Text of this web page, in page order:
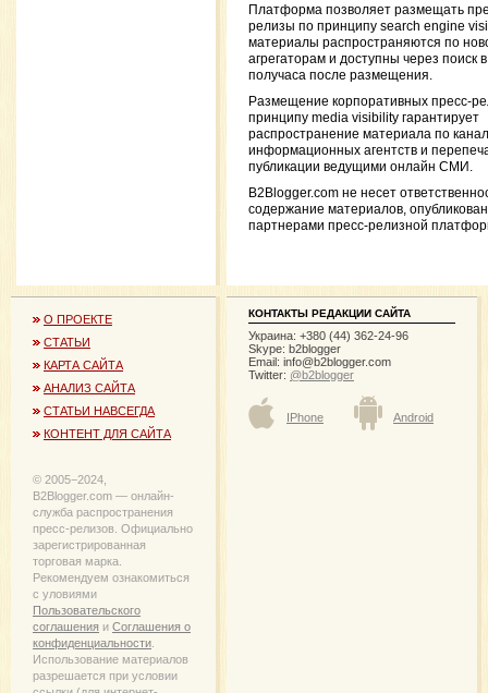
Платформа позволяет размещать
релизы по принципу search engine
материалы распространяются по
агрегаторам и доступны через поиск
получаса после размещения.
Размещение корпоративных пресс-
принципу media visibility гарантирует
распространение материала по
информационных агентств и
публикации ведущими онлайн СМИ.
B2Blogger.com не несет
содержание материалов,
партнерами пресс-релизной
О ПРОЕКТЕ
СТАТЬИ
КАРТА САЙТА
АНАЛИЗ САЙТА
СТАТЬИ НАВСЕГДА
КОНТЕНТ ДЛЯ САЙТА
© 2005−2024,
B2Blogger.com — онлайн-
служба распространения
пресс-релизов. Официально
зарегистрированная
торговая марка.
Рекомендуем ознакомиться
с уловиями
Пользовательского
соглашения и Соглашения о
конфиденциальности
Использование материалов
разрешается при условии
КОНТАКТЫ РЕДАКЦИИ САЙТА
Украина: +380 (44) 362-24-96
Skype: b2blogger
Email: info@b2blogger.com
Twitter: @b2blogger
IPhone Android